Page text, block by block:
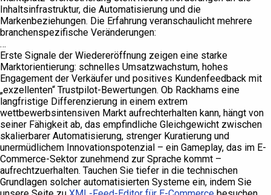
Inhaltsinfrastruktur, die Automatisierung und die
Markenbeziehungen. Die Erfahrung veranschaulicht mehrere
branchenspezifische Veränderungen:
…
Erste Signale der Wiedereröffnung zeigen eine starke
Marktorientierung: schnelles Umsatzwachstum, hohes
Engagement der Verkäufer und positives Kundenfeedback mit
„exzellenten“ Trustpilot-Bewertungen. Ob Rackhams eine
langfristige Differenzierung in einem extrem
wettbewerbsintensiven Markt aufrechterhalten kann, hängt von
seiner Fähigkeit ab, das empfindliche Gleichgewicht zwischen
skalierbarer Automatisierung, strenger Kuratierung und
unermüdlichem Innovationspotenzial – ein Gameplay, das im E-
Commerce-Sektor zunehmend zur Sprache kommt –
aufrechtzuerhalten. Tauchen Sie tiefer in die technischen
Grundlagen solcher automatisierten Systeme ein, indem Sie